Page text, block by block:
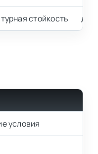
стойкость до
условия